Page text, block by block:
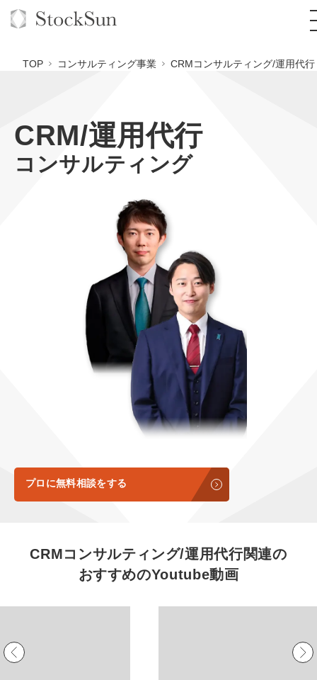
オーダーメイド支援
TOP
BPO支援
定額制営業代行『カリトルくん』
定額制採用代行・RPO『トルトルくん』
営業改善特化の動画制作『動画でカリトルくん』
定額LINE運用代行『LINEマキトルくん』
格安でAI導入支援『あいのりAI』
拡散付1日密着動画制作『まるごと社長』
1本無料で記事を制作『SEOトライアル』
定額制LP制作・改善『最強LP』
採用YouTubeチャンネル構築『トリトル』
YouTubeディレクター
会社概要・役員紹介
ミッション・ビジョン・バリュー
代表メッセージ（岩野圭佑）
認定パートナー
正社員
TOP コンサルティング事業 CRMコンサルティング/運用代行
CRM/運用代行
コンサルティング
プロに無料相談をする
CRMコンサルティング/運用代行関連の
おすすめのYoutube動画